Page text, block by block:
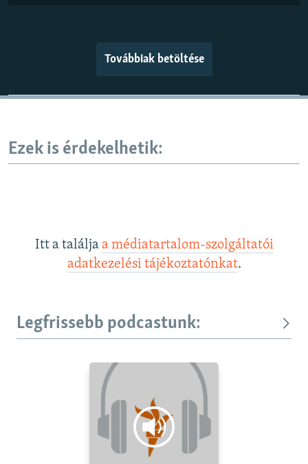
Továbbiak betöltése
Ezek is érdekelhetik:
Itt a találja a médiatartalom-szolgáltatói
adatkezelési tájékoztatónkat.
Legfrissebb podcastunk: